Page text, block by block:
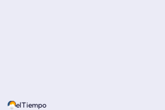
elTiempo